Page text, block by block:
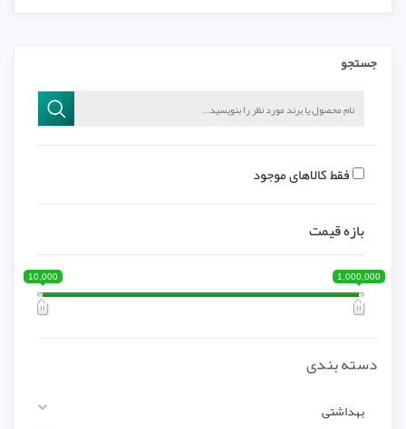
جستجو
فقط کالاهای موجود
بازه قیمت
10,000 1,000,000
دسته بندی
بهداشتی